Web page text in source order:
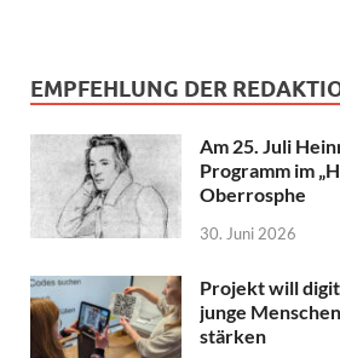
EMPFEHLUNG DER
Am 25. Juli
Programm im
Oberrosphe
30. Juni 2026
Projekt will
junge
stärken